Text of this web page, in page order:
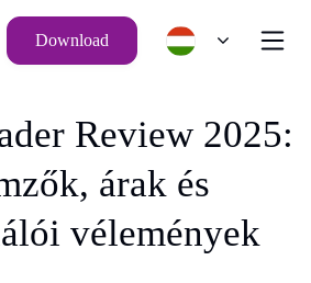
Download
Review 2025:
árak és
vélemények